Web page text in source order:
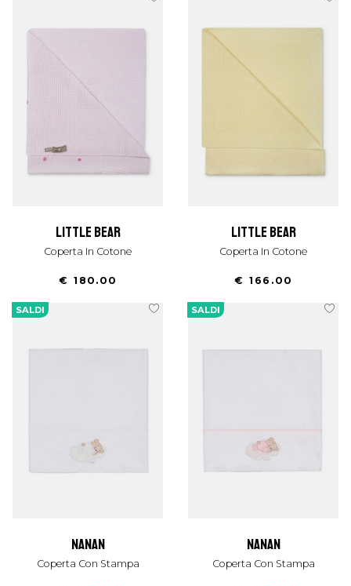
little bear
Coperta In Cotone
€ 180.00
little bear
Coperta In Cotone
€ 166.00
SALDI
nanan
Coperta Con Stampa
SALDI
nanan
Coperta Con Stampa